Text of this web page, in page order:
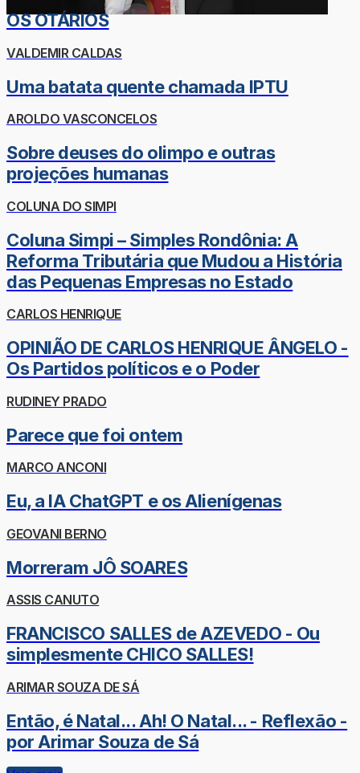
OS OTÁRIOS
VALDEMIR CALDAS
Uma batata quente chamada IPTU
AROLDO VASCONCELOS
Sobre deuses do olimpo e outras
projeções humanas
COLUNA DO SIMPI
Coluna Simpi – Simples Rondônia: A
Reforma Tributária que Mudou a História
das Pequenas Empresas no Estado
CARLOS HENRIQUE
OPINIÃO DE CARLOS HENRIQUE ÂNGELO -
Os Partidos políticos e o Poder
RUDINEY PRADO
Parece que foi ontem
MARCO ANCONI
Eu, a IA ChatGPT e os Alienígenas
GEOVANI BERNO
Morreram JÔ SOARES
ASSIS CANUTO
FRANCISCO SALLES de AZEVEDO - Ou
simplesmente CHICO SALLES!
ARIMAR SOUZA DE SÁ
Então, é Natal... Ah! O Natal... - Reflexão -
por Arimar Souza de Sá